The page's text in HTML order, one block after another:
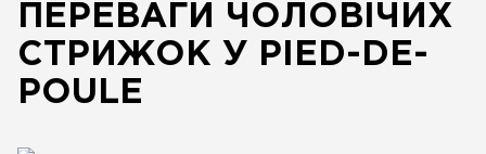
ПЕРЕВАГИ ЧОЛОВІЧИХ
СТРИЖОК У PIED-DE-
POULE